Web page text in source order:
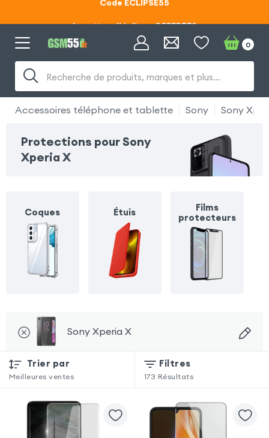
Code ECLIPSE55
Code ECLIPSE55
Recherche de produits, marques et plus…
0
Accessoires téléphone et tablette Sony Sony
Protections pour Sony
Xperia X
Coques Étuis
Films
protecteurs
Sony Xperia X
Trier par
Meilleures ventes
Filtres
173 Résultats